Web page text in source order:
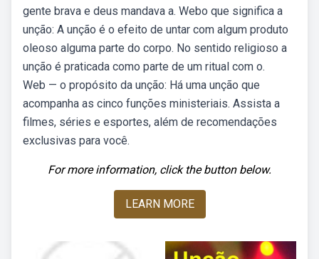
gente brava e deus mandava a. Webo que significa a
unção: A unção é o efeito de untar com algum produto
oleoso alguma parte do corpo. No sentido religioso a
unção é praticada como parte de um ritual com o.
Web — o propósito da unção: Há uma unção que
acompanha as cinco funções ministeriais. Assista a
filmes, séries e esportes, além de recomendações
exclusivas para você.
For more information, click the button below.
LEARN MORE